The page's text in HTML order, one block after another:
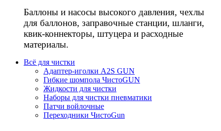
Баллоны и насосы высокого давления, чехлы
для баллонов, заправочные станции, шланги,
квик-коннекторы, штуцера и расходные
материалы.
Всё для чистки
Адаптер-иголки A2S GUN
Гибкие шомпола ЧистоGUN
Жидкости для чистки
Наборы для чистки пневматики
Патчи войлочные
Переходники ЧистоGun